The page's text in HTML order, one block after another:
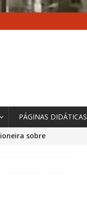
PÁGINAS DIDÁTICAS
sobre
‘As Cidades
de que
Relatório